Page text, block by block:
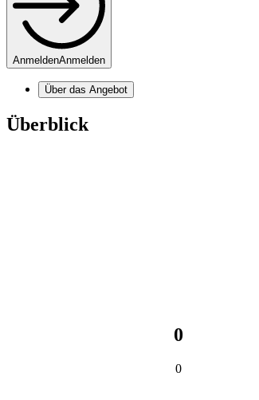
AnmeldenAnmelden
Über das Angebot
Überblick
0
0